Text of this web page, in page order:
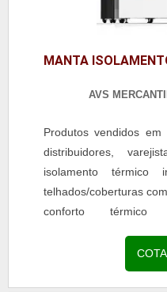
MANTA
AVS
Produtos vendidos
distribuidores,
isolamento térmico
telhados/coberturas
conforto
esteja fazendo no dia,